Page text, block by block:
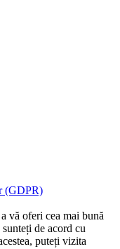
(GDPR)
vă oferi cea mai bună
de acord cu
puteți vizita